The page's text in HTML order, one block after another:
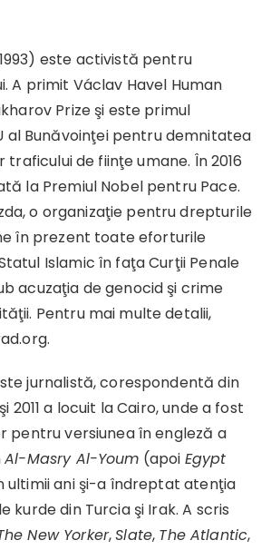
este activistă pentru
A primit Václav Havel Human
Prize şi este primul
al Bunăvoinţei pentru demnitatea
de fiinţe umane. În 2016
la Premiul Nobel pentru Pace.
o organizaţie pentru drepturile
în prezent toate eforturile
Islamic în faţa Curţii Penale
acuzaţia de genocid şi crime
Pentru mai multe detalii,
jurnalistă, corespondentă din
2011 a locuit la Cairo, unde a fost
pentru versiunea în engleză a
Al-Masry Al-Youm (apoi Egypt
ultimii ani şi-a îndreptat atenţia
din Turcia şi Irak. A scris
New Yorker,Slate, The Atlantic,